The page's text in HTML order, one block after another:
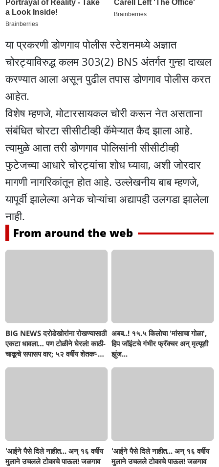
या प्रकरणी डोणगाव पोलीस स्टेशनमध्ये अज्ञात
चोरट्याविरुद्ध कलम 303(2) BNS अंतर्गत गुन्हा दाखल
करण्यात आला असून पुढील तपास डोणगाव पोलीस करत
आहेत.
विशेष म्हणजे, मोटारसायकल चोरी करून नेत असताना
संबंधित चोरटा सीसीटीव्ही कॅमेऱ्यात कैद झाला आहे.
त्यामुळे आता तरी डोणगाव पोलिसांनी सीसीटीव्ही
फुटेजच्या आधारे चोरट्यांचा शोध घ्यावा, अशी जोरदार
मागणी नागरिकांतून होत आहे. उल्लेखनीय बाब म्हणजे,
यापूर्वी झालेल्या अनेक चोऱ्यांचा अद्यापही उलगडा झालेला
नाही.
From around the web
BIG NEWS दरोडेखोरांना रोखण्यासाठी
एकटा धावला… पण टोळीने घेरलं! काठी-
चाकूचे सपासप वार; ५२ वर्षीय शेतकऱ्याचा
अबब..! १५.५ किलोचा 'मांसाचा गोळा',
हिप जॉइंटचे गंभीर फ्रॅक्चर अन् मृत्यूशी
झुंज...
'आईने पैसे दिले नाहीत... अन् १६ वर्षीय
मुलाने उचलले टोकाचे पाऊल! जळगाव
'आईने पैसे दिले नाहीत... अन् १६ वर्षीय
मुलाने उचलले टोकाचे पाऊल! जळगाव